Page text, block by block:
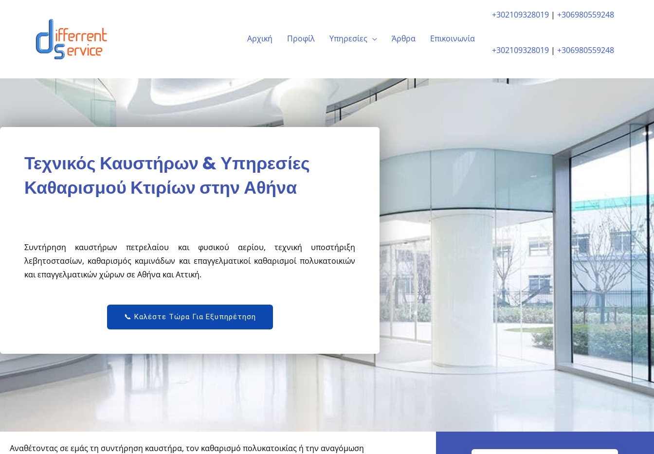
περιεχόμενο
Αρχική Προφίλ Υπηρεσίες Άρθρα Επικοινωνία
+302109328019 | +306980559248
+302109328019 | +306980559248
Τεχνικός Καυστήρων & Υπηρεσίες
Καθαρισμού Κτιρίων στην Αθήνα
Συντήρηση καυστήρων πετρελαίου και φυσικού αερίου, τεχνική υποστήριξη
λεβητοστασίων, καθαρισμός καμινάδων και επαγγελματικοί καθαρισμοί πολυκατοικιών
και επαγγελματικών χώρων σε Αθήνα και Αττική.
📞 Καλέστε Τώρα Για Εξυπηρέτηση
Αναθέτοντας σε εμάς τη συντήρηση καυστήρα, τον καθαρισμό πολυκατοικίας ή την αναγόμωση